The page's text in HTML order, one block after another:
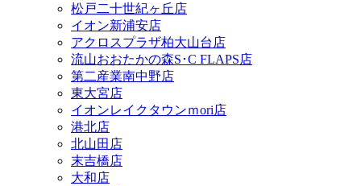
松戸二十世紀ヶ丘店
イオン新浦安店
アクロスプラザ柏大山台店
流山おおたかの森S･C FLAPS店
第二産業南中野店
東大宮店
イオンレイクタウンｍori店
港北店
北山田店
末吉橋店
大和店